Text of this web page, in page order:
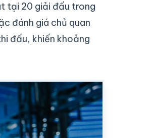
tại 20 giải đấu trong
đánh giá chủ quan
đấu, khiến khoảng